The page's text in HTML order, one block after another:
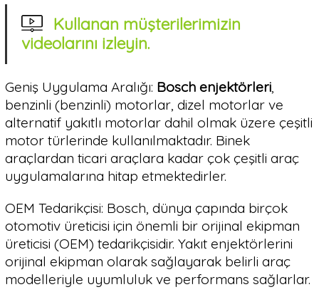
Kullanan müşterilerimizin
videolarını izleyin.
Geniş Uygulama Aralığı: Bosch enjektörleri,
benzinli (benzinli) motorlar, dizel motorlar ve
alternatif yakıtlı motorlar dahil olmak üzere çeşitli
motor türlerinde kullanılmaktadır. Binek
araçlardan ticari araçlara kadar çok çeşitli araç
uygulamalarına hitap etmektedirler.
OEM Tedarikçisi: Bosch, dünya çapında birçok
otomotiv üreticisi için önemli bir orijinal ekipman
üreticisi (OEM) tedarikçisidir. Yakıt enjektörlerini
orijinal ekipman olarak sağlayarak belirli araç
modelleriyle uyumluluk ve performans sağlarlar.